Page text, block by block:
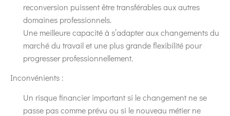
reconversion puissent être transférables aux autres
domaines professionnels.
Une meilleure capacité à s’adapter aux changements du
marché du travail et une plus grande flexibilité pour
progresser professionnellement.
Inconvénients :
Un risque financier important si le changement ne se
passe pas comme prévu ou si le nouveau métier ne